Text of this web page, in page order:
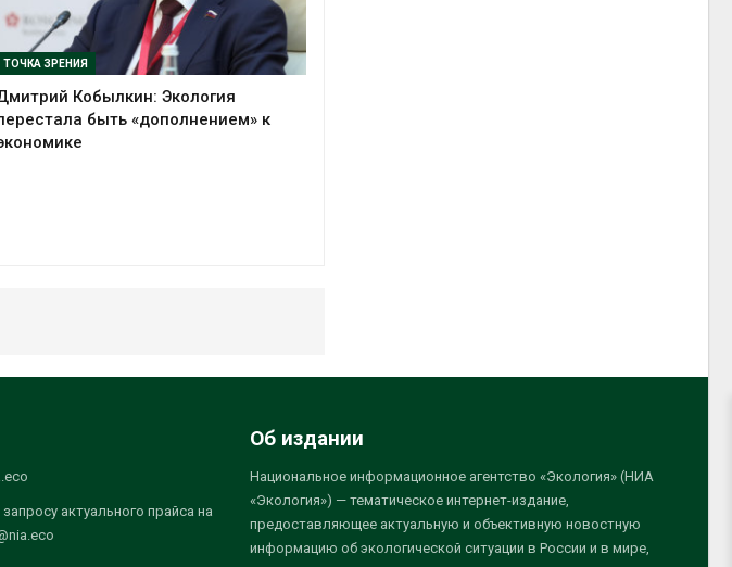
ТОЧКА ЗРЕНИЯ
Кобылкин: Экология
быть «дополнением» к
актуального прайса на
Об издании
Национальное информационное агентство «Экология» (НИА
«Экология») — тематическое интернет-издание,
предоставляющее актуальную и объективную новостную
информацию об экологической ситуации в России и в мире,